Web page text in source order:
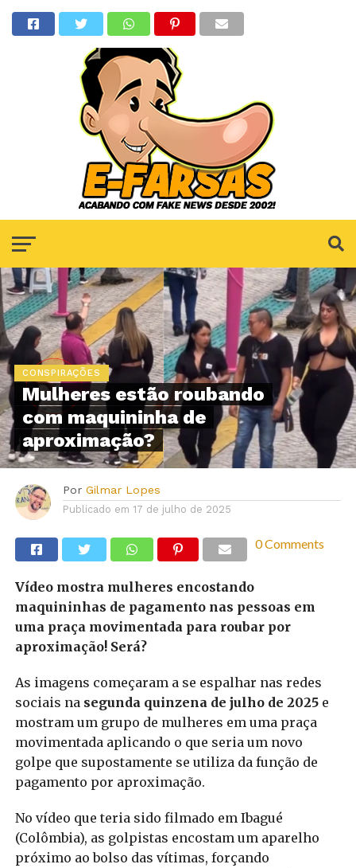
CONSPIRAÇÕES
Mulheres estão roubando
com maquininha de
aproximação?
Por Gilmar Lopes
Publicado em 17 de julho de 2025
0 Comments
Vídeo mostra mulheres encostando
maquininhas de pagamento nas pessoas em
uma praça movimentada para roubar por
aproximação! Será?
As imagens começaram a se espalhar nas redes
sociais na segunda quinzena de julho de 2025e
mostram um grupo de mulheres em uma praça
movimentada aplicando o que seria um novo
golpe que supostamente se utiliza da função de
pagamento por aproximação.
No vídeo que teria sido filmado em Ibagué
(Colômbia), as golpistas encostam um aparelho
próximo ao bolso das vítimas, forçando